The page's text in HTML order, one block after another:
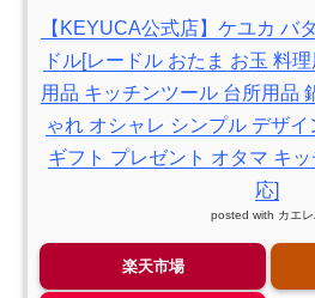
【KEYUCA公式店】ケユカ バ
ドル[レードル おたま お玉 料
用品 キッチンツール 台所用品
ゃれ オシャレ シンプル デザ
ギフト プレゼント オタマ キ
応]
posted with カエ
楽天市場